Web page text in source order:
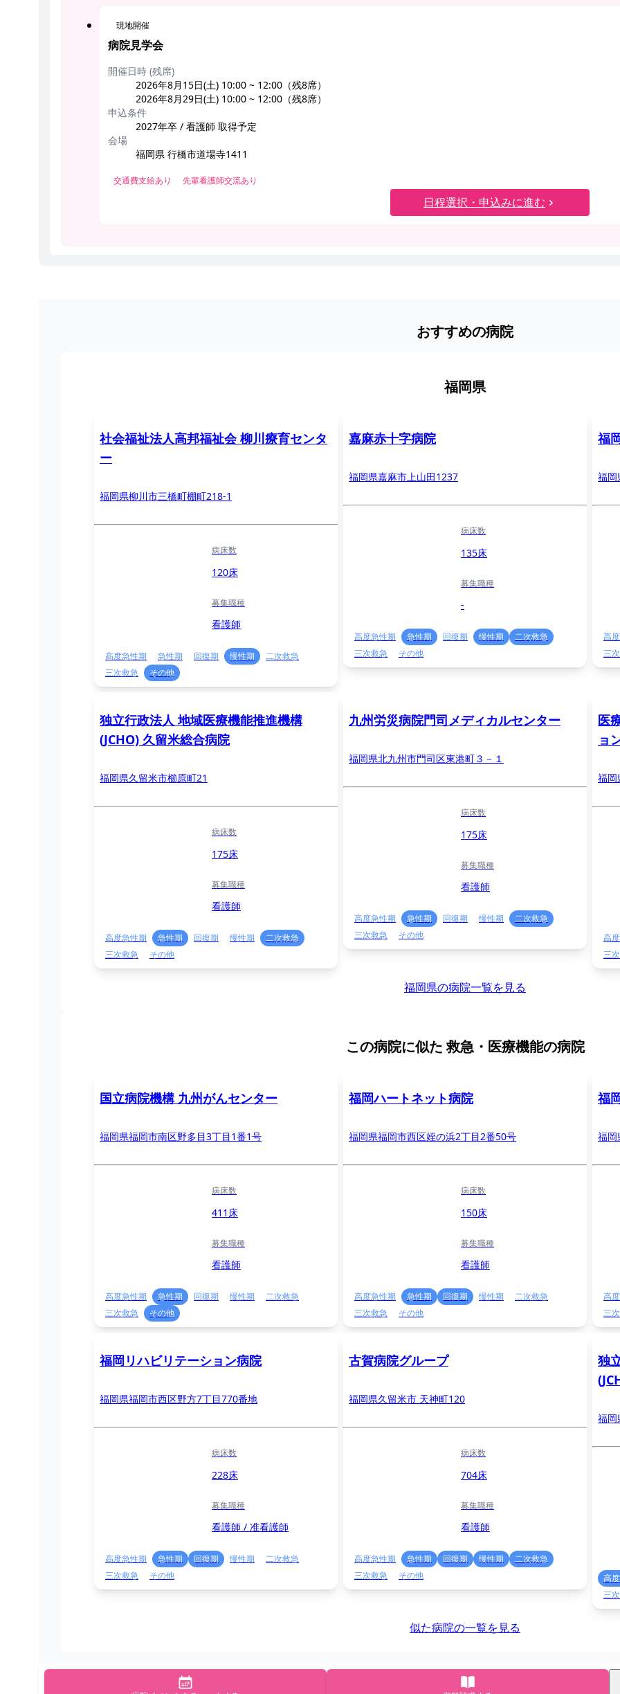
現地開催
病院見学会
開催日時 (残席)
2026年8月15日(土) 10:00 ~ 12:00（残8席）
2026年8月29日(土) 10:00 ~ 12:00（残8席）
申込条件
2027年卒 / 看護師 取得予定
会場
福岡県 行橋市道場寺1411
交通費支給あり 先輩看護師交流あり
日程選択・申込みに進む
おすすめの病院
福岡県
社会福祉法人高邦福祉会 柳川療育センタ
ー
福岡県柳川市三橋町棚町218-1
病床数
120床
募集職種
看護師
高度急性期 急性期 回復期 慢性期
二次救急
三次救急
その他
嘉麻赤十字病院
福岡県嘉麻市上山田1237
病床数
135床
募集職種
-
高度急性期 急性期 回復期 慢性期
二次救急
三次救急
その他
福
福岡
高
三
独立行政法人 地域医療機能推進機構
(JCHO) 久留米総合病院
福岡県久留米市櫛原町21
病床数
175床
募集職種
看護師
高度急性期 急性期 回復期 慢性期
二次救急
三次救急
その他
九州労災病院門司メディカルセンター
福岡県北九州市門司区東港町３－１
病床数
175床
募集職種
看護師
高度急性期 急性期 回復期 慢性期
二次救急
三次救急
その他
医
ョ
福岡
高
三
福岡県の病院一覧を見る
この病院に似た 救急・医療機能の病院
国立病院機構 九州がんセンター
福岡県福岡市南区野多目3丁目1番1号
病床数
411床
募集職種
看護師
高度急性期 急性期 回復期 慢性期
二次救急
三次救急
その他
福岡ハートネット病院
福岡県福岡市西区姪の浜2丁目2番50号
病床数
150床
募集職種
看護師
高度急性期 急性期 回復期 慢性期
二次救急
三次救急
その他
福
福岡
高
三
福岡リハビリテーション病院
福岡県福岡市西区野方7丁目770番地
病床数
228床
募集職種
看護師 / 准看護師
高度急性期 急性期 回復期 慢性期
二次救急
三次救急
その他
古賀病院グループ
福岡県久留米市 天神町120
病床数
704床
募集職種
看護師
高度急性期 急性期 回復期 慢性期
二次救急
三次救急
その他
独
福岡
高
三
似た病院の一覧を見る